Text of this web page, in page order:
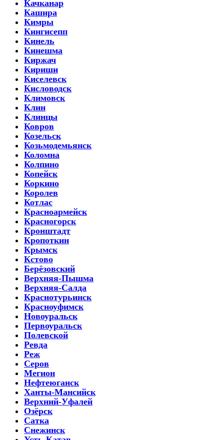
Качканар
Кашира
Кимры
Кингисепп
Кинель
Кинешма
Киржач
Кириши
Киселевск
Кисловодск
Климовск
Клин
Клинцы
Ковров
Козельск
Козьмодемьянск
Коломна
Колпино
Копейск
Коркино
Королев
Котлас
Красноармейск
Красногорск
Кронштадт
Кропоткин
Крымск
Кстово
Берёзовский
Верхняя-Пышма
Верхняя-Салда
Краснотурьинск
Красноуфимск
Новоуральск
Первоуральск
Полевской
Ревда
Реж
Серов
Мегион
Нефтеюганск
Ханты-Мансийск
Верхний-Уфалей
Озёрск
Сатка
Снежинск